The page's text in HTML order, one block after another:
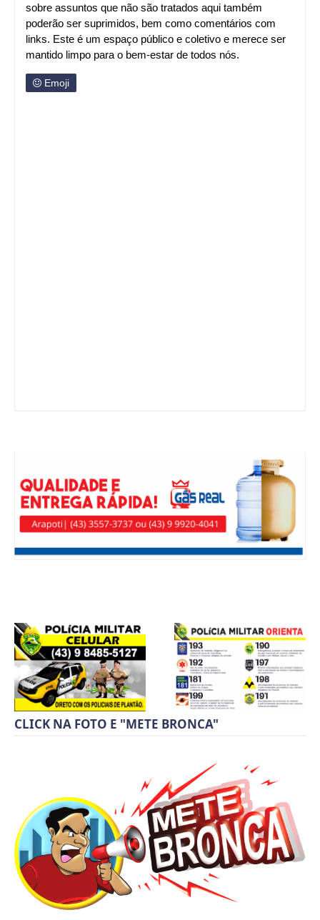
sobre assuntos que não são tratados aqui também
poderão ser suprimidos, bem como comentários com
links. Este é um espaço público e coletivo e merece ser
mantido limpo para o bem-estar de todos nós.
Emoji
CLICK NA FOTO E "METE BRONCA"